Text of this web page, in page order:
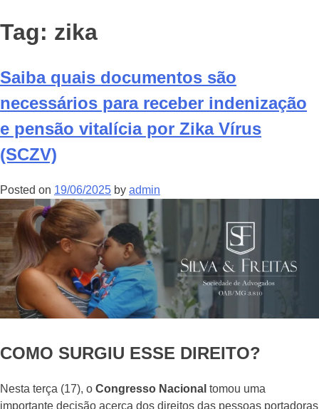
Tag: zika
Saiba quais documentos são
necessários para receber indenização
e pensão vitalícia por Zika Vírus
(SCZV)
Posted on 19/06/2025 by admin
COMO SURGIU ESSE DIREITO?
Nesta terça (17), o Congresso Nacional tomou uma
importante decisão acerca dos direitos das pessoas portadoras